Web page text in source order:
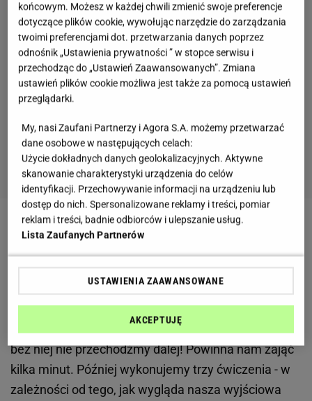
Zobacz wideo
Nowe treningowe wyzwanie Ewy Chodakowskiej -
czas na trening cardio w dwóch wersjach!
Na początku trenerka przypomina o rozgrzewce -
bez niej nie przechodźmy dalej! Powinna nam zająć
kilka minut. Później wykonujemy trzy ćwiczenia - w
zależności od tego, jak wygląda nasza wyjściowa
końcowym. Możesz w każdej chwili zmienić swoje preferencje
dotyczące plików cookie, wywołując narzędzie do zarządzania
twoimi preferencjami dot. przetwarzania danych poprzez
odnośnik „Ustawienia prywatności ” w stopce serwisu i
przechodząc do „Ustawień Zaawansowanych”. Zmiana
ustawień plików cookie możliwa jest także za pomocą ustawień
przeglądarki.
My, nasi Zaufani Partnerzy i Agora S.A. możemy przetwarzać
dane osobowe w następujących celach:
Użycie dokładnych danych geolokalizacyjnych. Aktywne
skanowanie charakterystyki urządzenia do celów
identyfikacji. Przechowywanie informacji na urządzeniu lub
dostęp do nich. Spersonalizowane reklamy i treści, pomiar
reklam i treści, badnie odbiorców i ulepszanie usług.
Lista Zaufanych Partnerów
USTAWIENIA ZAAWANSOWANE
AKCEPTUJĘ